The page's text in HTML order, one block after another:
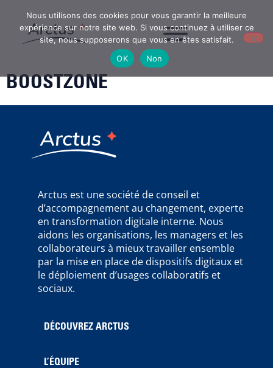
BOOSTZONE
Arctus est une société de conseil et
d’accompagnement au changement, experte
en transformation digitale interne. Nous
aidons les organisations, les managers et les
collaborateurs à mieux travailler ensemble
par la mise en place de dispositifs digitaux et
le déploiement d’usages collaboratifs et
sociaux.
DÉCOUVREZ ARCTUS
L’ÉQUIPE
Nous utilisons des cookies pour vous garantir la meilleure
expérience sur notre site web. Si vous continuez à utiliser ce
site, nous supposerons que vous en êtes satisfait.
OK
Non